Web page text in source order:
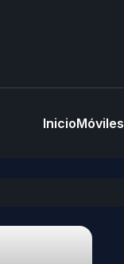
InicioMóviles